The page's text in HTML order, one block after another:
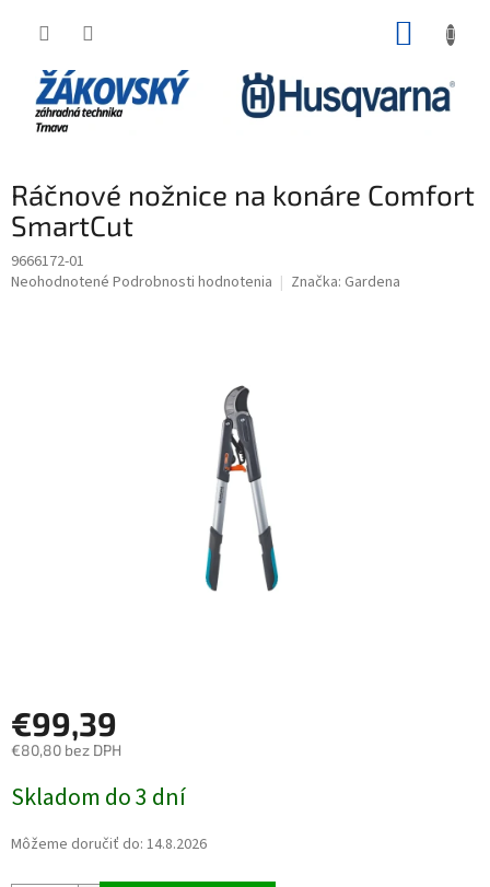
Ráčnové nožnice na konáre Comfort
SmartCut
9666172-01
Priemerné hodnotenie produktu je 0,0 z 5 hviezdičiek.
Neohodnotené Podrobnosti hodnotenia Značka: Gardena
€99,39
€80,80 bez DPH
Skladom do 3 dní
Môžeme doručiť do: 14.8.2026